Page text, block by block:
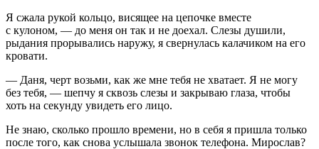
Я сжала рукой кольцо, висящее на цепочке вместе
с кулоном, — до меня он так и не доехал. Слезы душили,
рыдания прорывались наружу, я свернулась калачиком на его
кровати.
— Даня, черт возьми, как же мне тебя не хватает. Я не могу
без тебя, — шепчу я сквозь слезы и закрываю глаза, чтобы
хоть на секунду увидеть его лицо.
Не знаю, сколько прошло времени, но в себя я пришла только
после того, как снова услышала звонок телефона. Мирослав?